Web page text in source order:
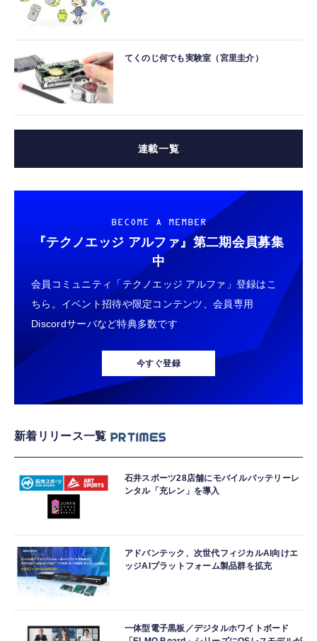
てくのじ何でも実験室（宮里圭介）
連載一覧
BECOME A MEMBER
『テクノエッジ アルファ』 第二期会員募集
中
会員コミュニティ「テクノエッジ アルファ」登録はこ
ちら。イベント招待や限定コンテンツ、会員専用
Discordサーバなど特典多数です
今すぐ登録
新着リリース一覧
石井スポーツ28店舗にモバイルバッテリーレ
ンタル「充レン」を導入
アドバンテック、次世代フィジカルAI向けエ
ッジAIプラットフォーム製品群を拡充
一体型電子黒板／デジタルホワイトボード